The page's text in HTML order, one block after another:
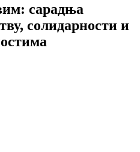
сарадња
солидарности и